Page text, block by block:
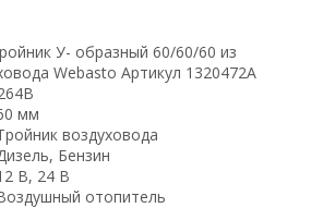
У- образный 60/60/60 из
Webasto Артикул 1320472A
мм
воздуховода
Бензин
В, 24 В
отопитель